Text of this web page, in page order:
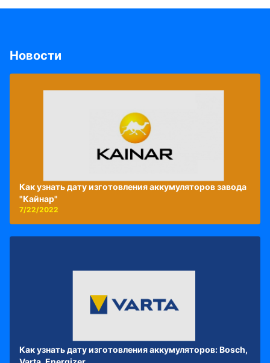
Новости
Как узнать дату изготовления аккумуляторов завода
"Кайнар"
7/22/2022
Как узнать дату изготовления аккумуляторов: Bosch,